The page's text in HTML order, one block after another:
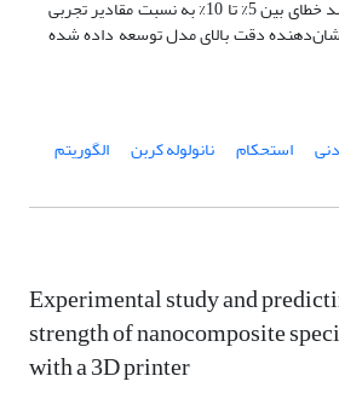
مقادیر استحکام با درصد خطای بین 5% تا 10% به نسبت مقادیر تجربی
دقت بالای مدل توسعه داده شده
استحکام نانولوله کربن الگوریتم
Experimental study and
strength of nanocomposite
with a 3D printer